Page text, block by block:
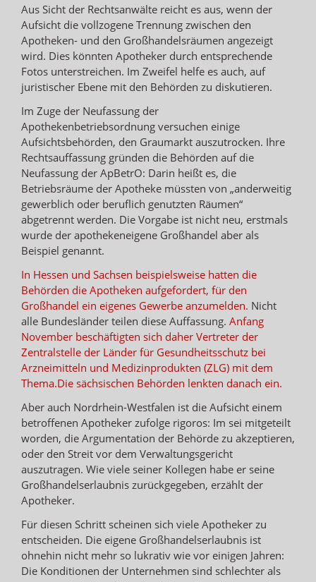
Aus Sicht der Rechtsanwälte reicht es aus, wenn der
Aufsicht die vollzogene Trennung zwischen den
Apotheken- und den Großhandelsräumen angezeigt
wird. Dies könnten Apotheker durch entsprechende
Fotos unterstreichen. Im Zweifel helfe es auch, auf
juristischer Ebene mit den Behörden zu diskutieren.
Im Zuge der Neufassung der
Apothekenbetriebsordnung versuchen einige
Aufsichtsbehörden, den Graumarkt auszutrocken. Ihre
Rechtsauffassung gründen die Behörden auf die
Neufassung der ApBetrO: Darin heißt es, die
Betriebsräume der Apotheke müssten von „anderweitig
gewerblich oder beruflich genutzten Räumen“
abgetrennt werden. Die Vorgabe ist nicht neu, erstmals
wurde der apothekeneigene Großhandel aber als
Beispiel genannt.
In Hessen und Sachsen beispielsweise hatten die
Behörden die Apotheken aufgefordert, für den
Großhandel ein eigenes Gewerbe anzumelden. Nicht
alle Bundesländer teilen diese Auffassung. Anfang
November beschäftigten sich daher Vertreter der
Zentralstelle der Länder für Gesundheitsschutz bei
Arzneimitteln und Medizinprodukten (ZLG) mit dem
Thema.Die sächsischen Behörden lenkten danach ein.
Aber auch Nordrhein-Westfalen ist die Aufsicht einem
betroffenen Apotheker zufolge rigoros: Im sei mitgeteilt
worden, die Argumentation der Behörde zu akzeptieren,
oder den Streit vor dem Verwaltungsgericht
auszutragen. Wie viele seiner Kollegen habe er seine
Großhandelserlaubnis zurückgegeben, erzählt der
Apotheker.
Für diesen Schritt scheinen sich viele Apotheker zu
entscheiden. Die eigene Großhandelserlaubnis ist
ohnehin nicht mehr so lukrativ wie vor einigen Jahren:
Die Konditionen der Unternehmen sind schlechter als